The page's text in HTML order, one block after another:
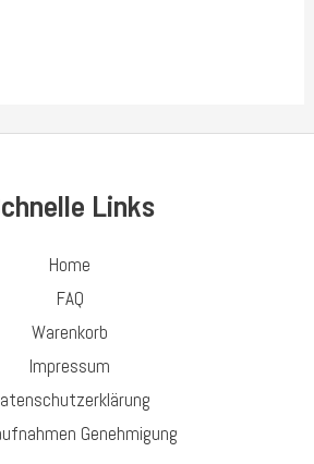
Links
Home
FAQ
Warenkorb
Impressum
Genehmigung